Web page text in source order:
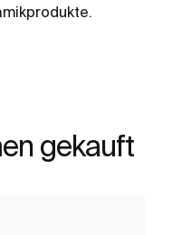
gekauft